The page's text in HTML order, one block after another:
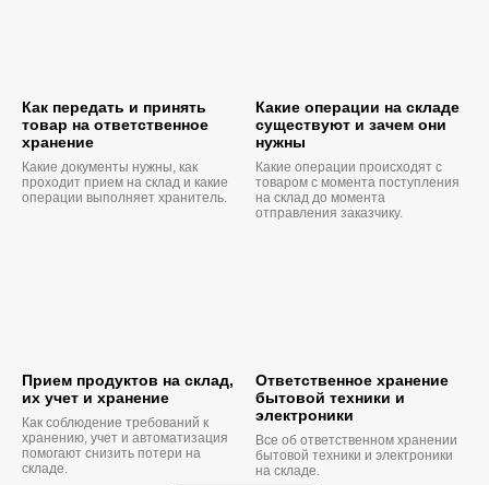
Как передать и принять
товар на ответственное
хранение
Какие документы нужны, как
проходит прием на склад и какие
операции выполняет хранитель.
Какие операции на складе
существуют и зачем они
нужны
Какие операции происходят с
товаром с момента поступления
на склад до момента
отправления заказчику.
Прием продуктов на склад,
их учет и хранение
Как соблюдение требований к
хранению, учет и автоматизация
помогают снизить потери на
складе.
Ответственное хранение
бытовой техники и
электроники
Все об ответственном хранении
бытовой техники и электроники
на складе.